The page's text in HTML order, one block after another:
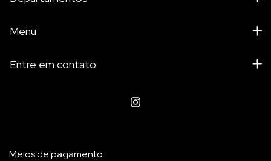
Menu
Entre em contato
Meios de pagamento